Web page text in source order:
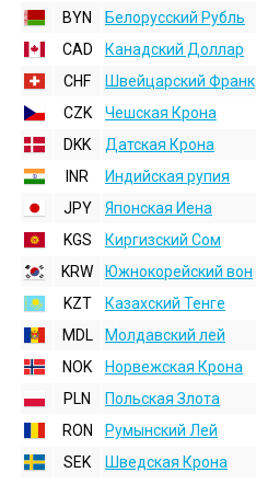
BYN
Белорусский Рубль
CAD
Канадский Доллар
CHF
Швейцарский Франк
CZK
Чешская Крона
DKK
Датская Крона
INR
Индийская pупия
JPY
Японская Иена
KGS
Киргизский Сом
KRW
Южнокорейский вон
KZT
Казахский Тенге
MDL
Молдавский лей
NOK
Норвежская Крона
PLN
Польская Злота
RON
Румынский Лей
SEK
Шведская Крона